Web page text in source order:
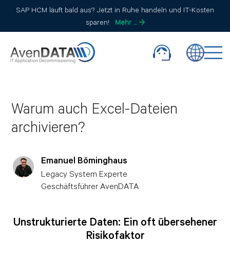
SAP HCM läuft bald aus? Jetzt in Ruhe handeln und IT-Kosten
sparen!
Mehr …
Warum auch Excel-Dateien
archivieren?
Emanuel Böminghaus
Legacy System Experte
Geschäftsführer AvenDATA
Unstrukturierte Daten: Ein oft übersehener
Risikofaktor